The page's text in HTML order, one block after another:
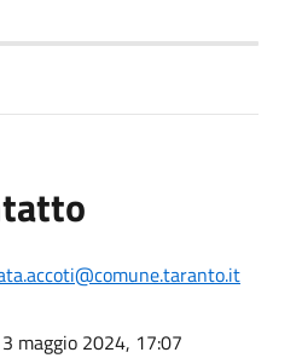
3 maggio 2024, 17:07